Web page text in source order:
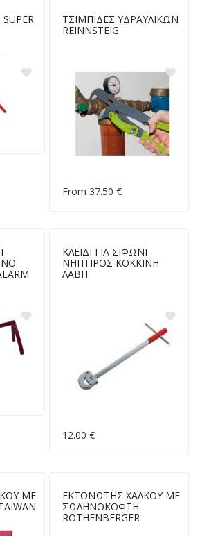
ΤΣΙΜΠΙΔΕΣ ΥΔΡΑΥΛΙΚΩΝ
REINNSTEIG
From 37.50 €
ΚΛΕΙΔΙ ΓΙΑ ΣΙΦΩΝΙ
ΝΗΠΤΙΡΟΣ ΚΟΚΚΙΝΗ
ΛΑΒΗ
12.00 €
ΜΕ
ΕΚΤΟΝΩΤΗΣ ΧΑΛΚΟΥ ΜΕ
ΣΩΛΗΝΟΚΟΦΤΗ
ROTHENBERGER